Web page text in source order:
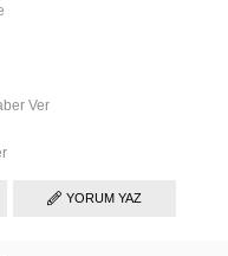
Ver
YORUM YAZ